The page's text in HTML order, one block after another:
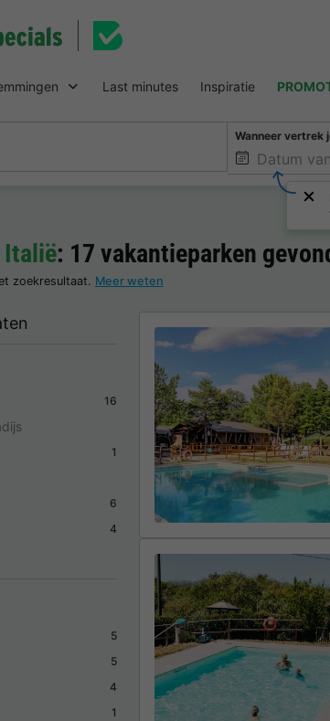
Last minutes Inspiratie
Wanneer vertrek
Italië: 17 vakantieparken
zoekresultaat. Meer weten
16
1
6
4
5
5
4
1